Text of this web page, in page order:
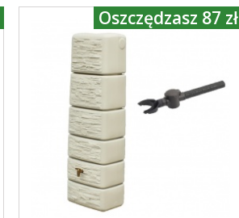
Oszczędzasz 87 zł